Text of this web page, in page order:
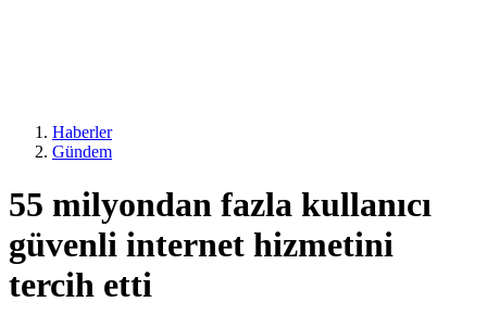
Haberler
Gündem
55 milyondan fazla kullanıcı
güvenli internet hizmetini
tercih etti